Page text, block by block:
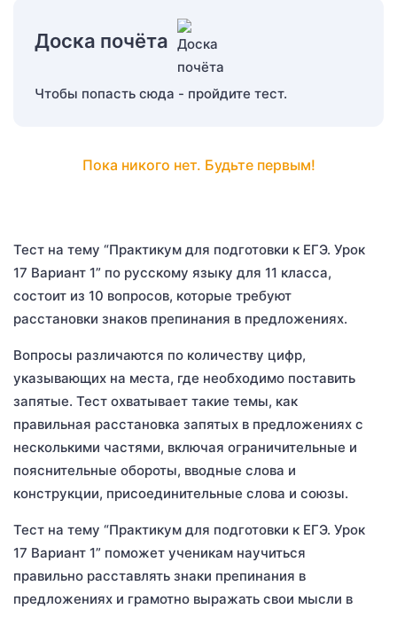
Доска почёта
Чтобы попасть сюда - пройдите тест.
Пока никого нет. Будьте первым!
Тест на тему “Практикум для подготовки к ЕГЭ. Урок
17 Вариант 1” по русскому языку для 11 класса,
состоит из 10 вопросов, которые требуют
расстановки знаков препинания в предложениях.
Вопросы различаются по количеству цифр,
указывающих на места, где необходимо поставить
запятые. Тест охватывает такие темы, как
правильная расстановка запятых в предложениях с
несколькими частями, включая ограничительные и
пояснительные обороты, вводные слова и
конструкции, присоединительные слова и союзы.
Тест на тему “Практикум для подготовки к ЕГЭ. Урок
17 Вариант 1” поможет ученикам научиться
правильно расставлять знаки препинания в
предложениях и грамотно выражать свои мысли в